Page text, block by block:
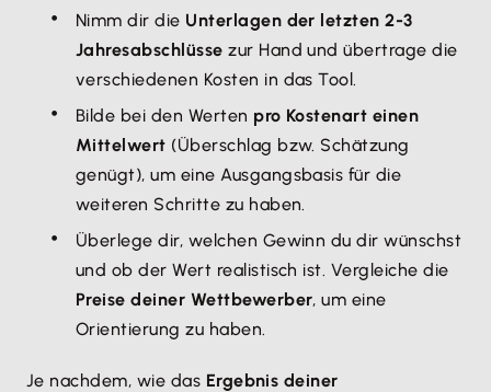
Nimm dir die Unterlagen der letzten 2-3
Jahresabschlüsse zur Hand und übertrage die
verschiedenen Kosten in das Tool.
Bilde bei den Werten pro Kostenart einen
Mittelwert (Überschlag bzw. Schätzung
genügt), um eine Ausgangsbasis für die
weiteren Schritte zu haben.
Überlege dir, welchen Gewinn du dir wünschst
und ob der Wert realistisch ist. Vergleiche die
Preise deiner Wettbewerber, um eine
Orientierung zu haben.
Je nachdem, wie das Ergebnis deiner